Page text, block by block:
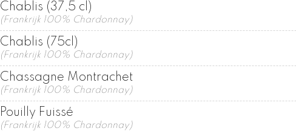
Chablis (37,5 cl)
(Frankrijk 100% Chardonnay)
Chablis (75cl)
(Frankrijk 100% Chardonnay)
Chassagne Montrachet
(Frankrijk 100% Chardonnay)
Pouilly Fuissé
(Frankrijk 100% Chardonnay)